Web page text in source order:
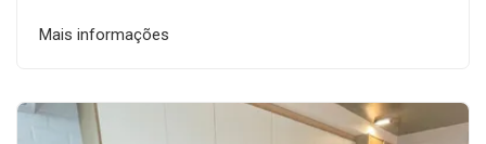
Mais informações